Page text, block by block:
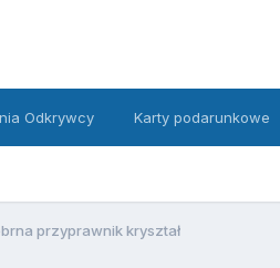
Odkrywcy Karty podarunkowe
przyprawnik kryształ